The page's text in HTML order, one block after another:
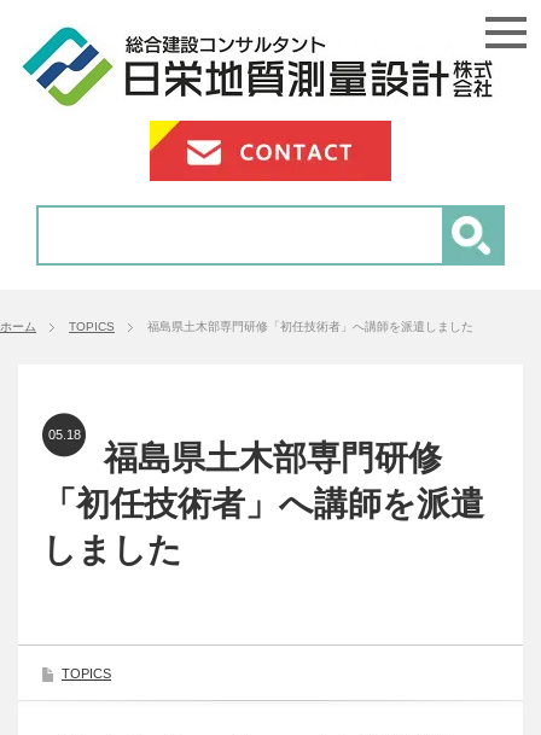
ホーム TOPICS 福島県土木部専門研修「初任技術者」へ講師を派遣しました
05.18
福島県土木部専門研修
「初任技術者」へ講師を派遣
しました
TOPICS